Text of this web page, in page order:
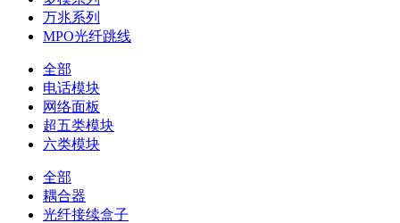
万兆系列
MPO光纤跳线
全部
电话模块
网络面板
超五类模块
六类模块
全部
耦合器
光纤接续盒子